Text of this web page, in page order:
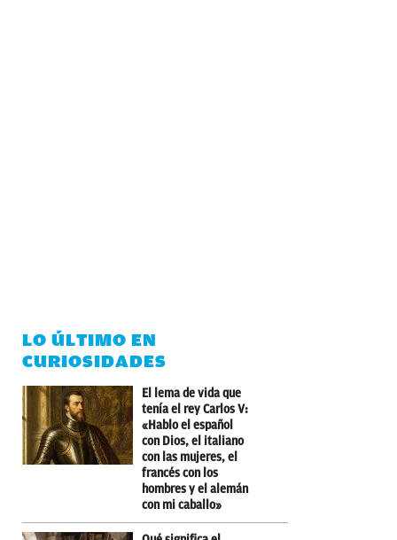
LO ÚLTIMO EN
CURIOSIDADES
El lema de vida que
tenía el rey Carlos V:
«Hablo el español
con Dios, el italiano
con las mujeres, el
francés con los
hombres y el alemán
con mi caballo»